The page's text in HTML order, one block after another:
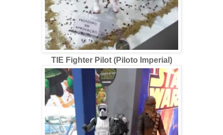
TIE Fighter Pilot (Piloto Imperial)